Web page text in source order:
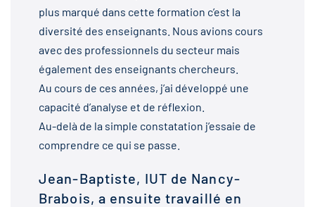
plus marqué dans cette formation c’est la
diversité des enseignants. Nous avions cours
avec des professionnels du secteur mais
également des enseignants chercheurs.
Au cours de ces années, j’ai développé une
capacité d’analyse et de réflexion.
Au-delà de la simple constatation j’essaie de
comprendre ce qui se passe.
Jean-Baptiste, IUT de Nancy-
Brabois, a ensuite travaillé en